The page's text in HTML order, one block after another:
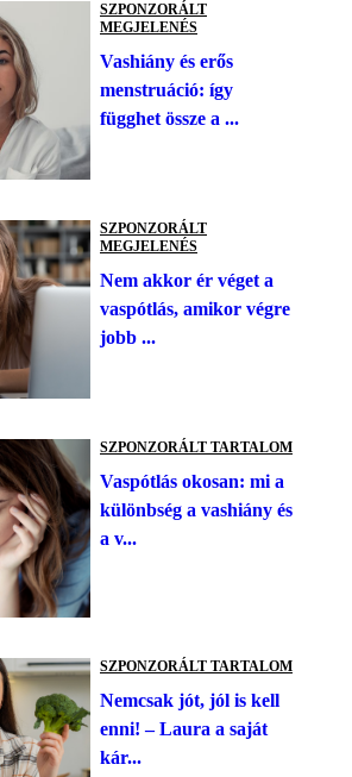
SZPONZORÁLT
MEGJELENÉS
Vashiány és erős
menstruáció: így
függhet össze a ...
SZPONZORÁLT
MEGJELENÉS
Nem akkor ér véget a
vaspótlás, amikor végre
jobb ...
SZPONZORÁLT TARTALOM
Vaspótlás okosan: mi a
különbség a vashiány és
a v...
SZPONZORÁLT TARTALOM
Nemcsak jót, jól is kell
enni! – Laura a saját
kár...